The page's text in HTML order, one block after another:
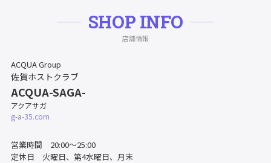
SHOP INFO
店舗情報
ACQUA Group
佐賀ホストクラブ
ACQUA-SAGA-
アクアサガ
g-a-35.com
営業時間 20:00～25:00
定休日 火曜日、第4水曜日、月末